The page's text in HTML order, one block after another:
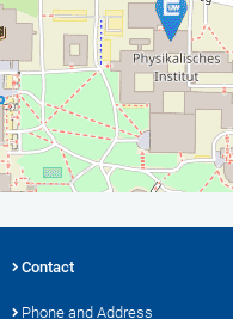
Contact
Phone and Address